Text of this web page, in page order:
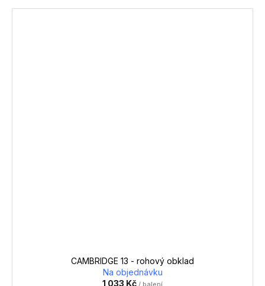
CAMBRIDGE 13 - rohový obklad
Na objednávku
1 033 Kč / balení